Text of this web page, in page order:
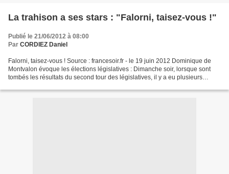
La trahison a ses stars : "Falorni, taisez-vous !"
Publié le 21/06/2012 à 08:00
Par CORDIEZ Daniel
Falorni, taisez-vous ! Source : francesoir.fr - le 19 juin 2012 Dominique de
Montvalon évoque les élections législatives : Dimanche soir, lorsque sont
tombés les résultats du second tour des législatives, il y a eu plusieurs